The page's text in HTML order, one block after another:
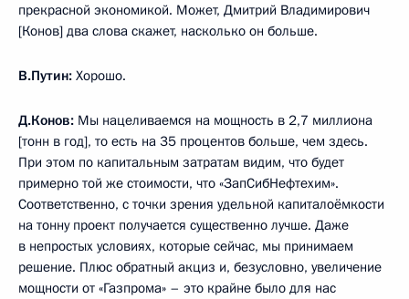
прекрасной экономикой. Может, Дмитрий Владимирович
[Конов] два слова скажет, насколько он больше.
В.Путин: Хорошо.
Д.Конов: Мы нацеливаемся на мощность в 2,7 миллиона
[тонн в год], то есть на 35 процентов больше, чем здесь.
При этом по капитальным затратам видим, что будет
примерно той же стоимости, что «ЗапСибНефтехим».
Соответственно, с точки зрения удельной капиталоёмкости
на тонну проект получается существенно лучше. Даже
в непростых условиях, которые сейчас, мы принимаем
решение. Плюс обратный акциз и, безусловно, увеличение
мощности от «Газпрома» – это крайне было для нас